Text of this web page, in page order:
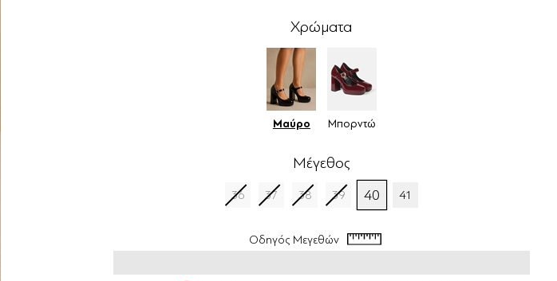
Χρώματα
Μαύρο Μπορντώ
Μέγεθος
36 37 38 39 40 41
Οδηγός Μεγεθών